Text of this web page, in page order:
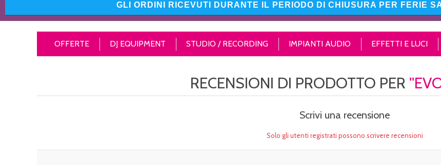
GLI ORDINI RICEVUTI DURANTE IL PERIODO DI CHIUSURA PER FERIE
OFFERTE DJ EQUIPMENT STUDIO / RECORDING IMPIANTI AUDIO EFFETTI E LUCI
RECENSIONI DI PRODOTTO PER
Scrivi una recensione
Solo gli utenti registrati possono scrivere recensioni